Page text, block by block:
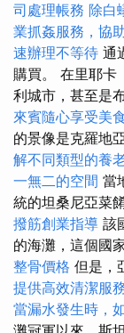
司處理帳務 除白
業抓姦服務，協
速辦理不等待 通
購買。 在里耶卡
利城市，甚至是
來賓隨心享受美
的景像是克羅地
解不同類型的養
一無二的空間 當
統的坦桑尼亞菜
撥筋創業指導 該
的海灘，這個國
整骨價格 但是，
提供高效清潔服
當漏水發生時，